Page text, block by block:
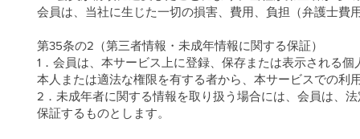
会員は、当社に生じた一切の損害、費用、負担（弁護士費
第35条の2（第三者情報・未成年情報に関する保証）
1．会員は、本サービス上に登録、保存または表示される
本人または適法な権限を有する者から、本サービスでの
2．未成年者に関する情報を取り扱う場合には、会員は、
保証するものとします。